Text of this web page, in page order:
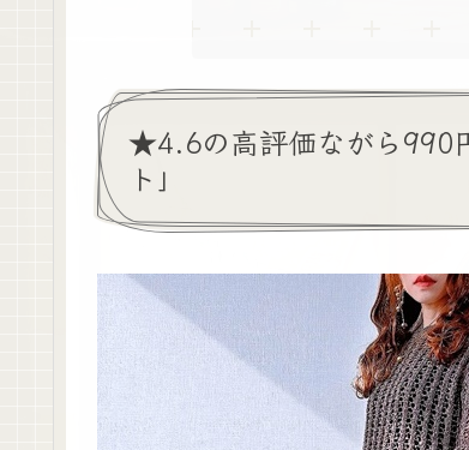
★4.6の高評価ながら990
ト」